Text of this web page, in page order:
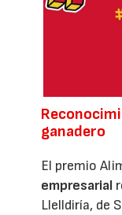
ganadero
El premio
empresarial
Llelldiría, de